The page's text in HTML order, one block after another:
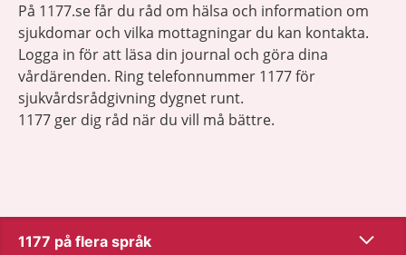
På 1177.se får du råd om hälsa och information om
sjukdomar och vilka mottagningar du kan kontakta.
Logga in för att läsa din journal och göra dina
vårdärenden. Ring telefonnummer 1177 för
sjukvårdsrådgivning dygnet runt.
1177 ger dig råd när du vill må bättre.
1177 på flera språk Visa